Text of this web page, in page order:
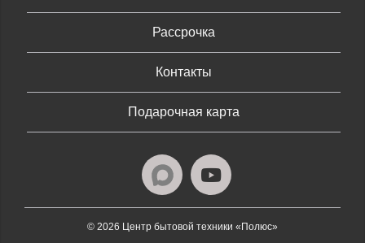
Рассрочка
Контакты
Подарочная карта
© 2026 Центр бытовой техники «Полюс»